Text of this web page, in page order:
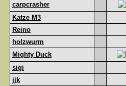
carpcrasher
Katze M3
Reino
holzwurm
Mighty Duck
sigi
jjk